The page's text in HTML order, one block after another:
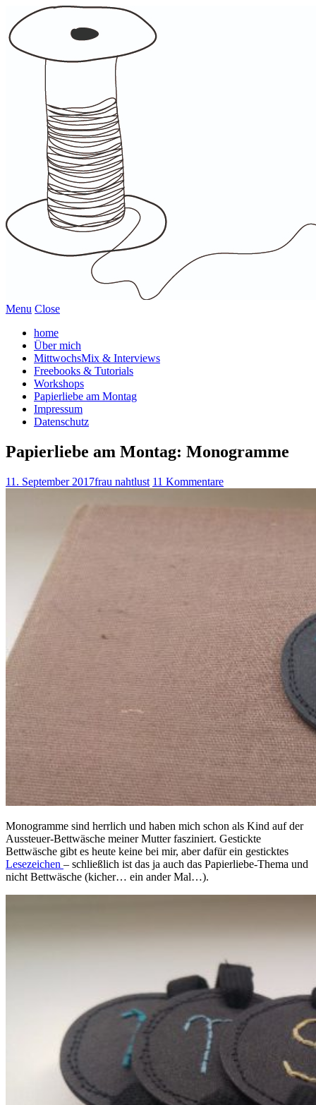
Menu Close
home
Über mich
MittwochsMix & Interviews
Freebooks & Tutorials
Workshops
Papierliebe am Montag
Impressum
Datenschutz
Papierliebe am Montag: Monogramme
11. September 2017frau nahtlust 11 Kommentare
Monogramme sind herrlich und haben mich schon als Kind auf der
Aussteuer-Bettwäsche meiner Mutter fasziniert. Gestickte
Bettwäsche gibt es heute keine bei mir, aber dafür ein gesticktes
Lesezeichen – schließlich ist das ja auch das Papierliebe-Thema und
nicht Bettwäsche (kicher… ein ander Mal…).